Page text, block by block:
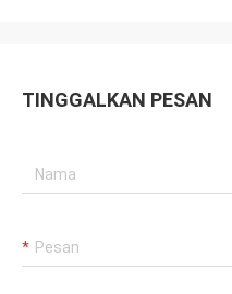
TINGGALKAN PESAN